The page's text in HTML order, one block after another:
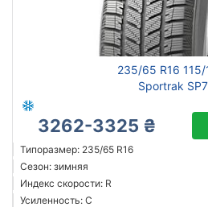
235/65 R16 115/
Sportrak
3262-3325 ₴
Типоразмер: 235/65 R16
Сезон: зимняя
Индекс скорости: R
Усиленность: C